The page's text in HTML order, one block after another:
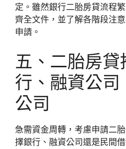
定。雖然銀行二胎房貸流程
齊全文件，並了解各階段注
申請。
五、二胎房貸
行、融資公司
公司
急需資金周轉，考慮申請二
擇銀行、融資公司還是民間